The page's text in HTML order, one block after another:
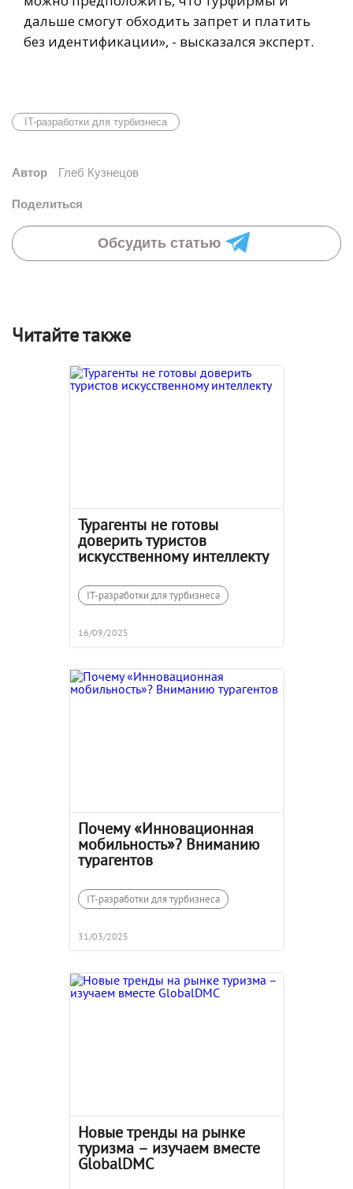
дальше смогут обходить запрет и платить
без идентификации», - высказался эксперт.
IT-разработки для турбизнеса
Автор Глеб Кузнецов
Поделиться
Обсудить статью
Читайте также
Турагенты не готовы
доверить туристов
искусственному интеллекту
IT-разработки для турбизнеса
16/09/2025
Почему «Инновационная
мобильность»? Вниманию
турагентов
IT-разработки для турбизнеса
31/03/2025
Новые тренды на рынке
туризма – изучаем вместе
GlobalDMC